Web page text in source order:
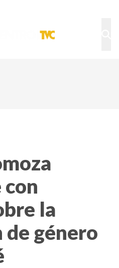
la
de género